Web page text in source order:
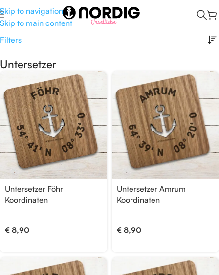
Skip to navigation
Skip to main content
Start /Kombüse/Untersetzer
Filters
Untersetzer
Untersetzer Föhr
Koordinaten
€ 8,90
Untersetzer Amrum
Koordinaten
€ 8,90